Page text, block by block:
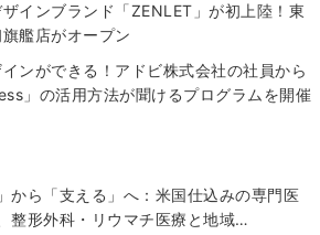
インブランド「ZENLET」が初上陸！東
艦店がオープン
ンができる！アドビ株式会社の社員から
」の活用方法が聞けるプログラムを開催
から「支える」へ：米国仕込みの専門医
整形外科・リウマチ医療と地域…